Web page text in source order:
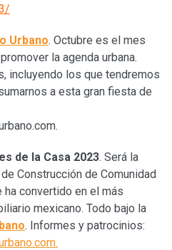
Urbano. Octubre es el mes
la agenda urbana.
incluyendo los que tendremos
a esta gran fiesta de
.
de la Casa 2023. Será la
Construcción de Comunidad
convertido en el más
mexicano. Todo bajo la
. Informes y patrocinios:
.